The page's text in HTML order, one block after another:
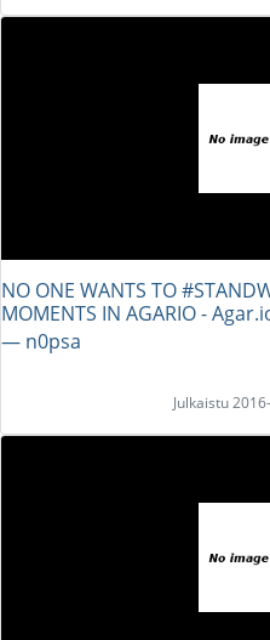
NO ONE WANTS TO
MOMENTS IN AGARIO -
― n0psa
Julkaistu